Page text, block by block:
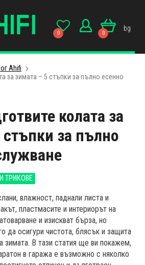
0 0
bg
Ahifi
за зимата – 5 стъпки за пълно есенно
колата за
за пълно
ТРИКОВЕ
влажност, паднали листа и
пластмасите и интериорът на
и изискват бърза, но
да осигури чистота, блясък и защита
зимата. В тази статия ще ви покажем,
в гаража е възможно с няколко